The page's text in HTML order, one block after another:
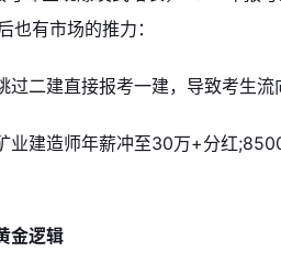
也有市场的推力：
二建直接报考一建，导致考生流
业建造师年薪冲至30万+分红
金逻辑